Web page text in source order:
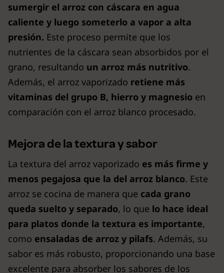
sumergir el arroz con cáscara en agua
caliente y luego someterlo a vapor a alta
presión. Este proceso permite que los
nutrientes de la cáscara sean absorbidos por el
grano, resultando un arroz más nutritivo.
Además, el arroz vaporizado retiene más
vitaminas del grupo B, hierro y magnesio en
comparación con el arroz blanco procesado.
Mejora de la textura y sabor
La textura del arroz vaporizado es más firme y
menos pegajosa que la del arroz blanco. Este
arroz se cocina de manera que cada grano
queda suelto y separado, lo que lo hace ideal
para platos donde la textura es importante,
como ensaladas de arroz y pilafs. Además, su
sabor es más robusto, proporcionando una base
excelente para absorber los sabores de los